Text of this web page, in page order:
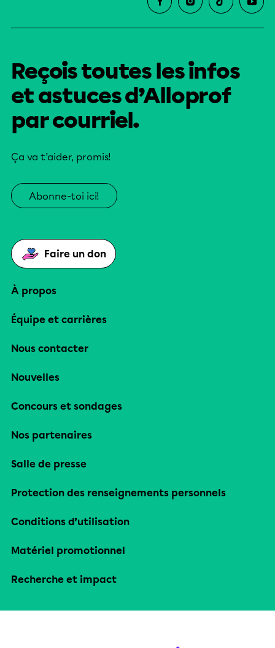
Reçois toutes les infos
et astuces d’Alloprof
par courriel.
Ça va t’aider, promis!
Abonne-toi ici!
Faire un don
À propos
Équipe et carrières
Nous contacter
Nouvelles
Concours et sondages
Nos partenaires
Salle de presse
Protection des renseignements personnels
Conditions d’utilisation
Matériel promotionnel
Recherche et impact